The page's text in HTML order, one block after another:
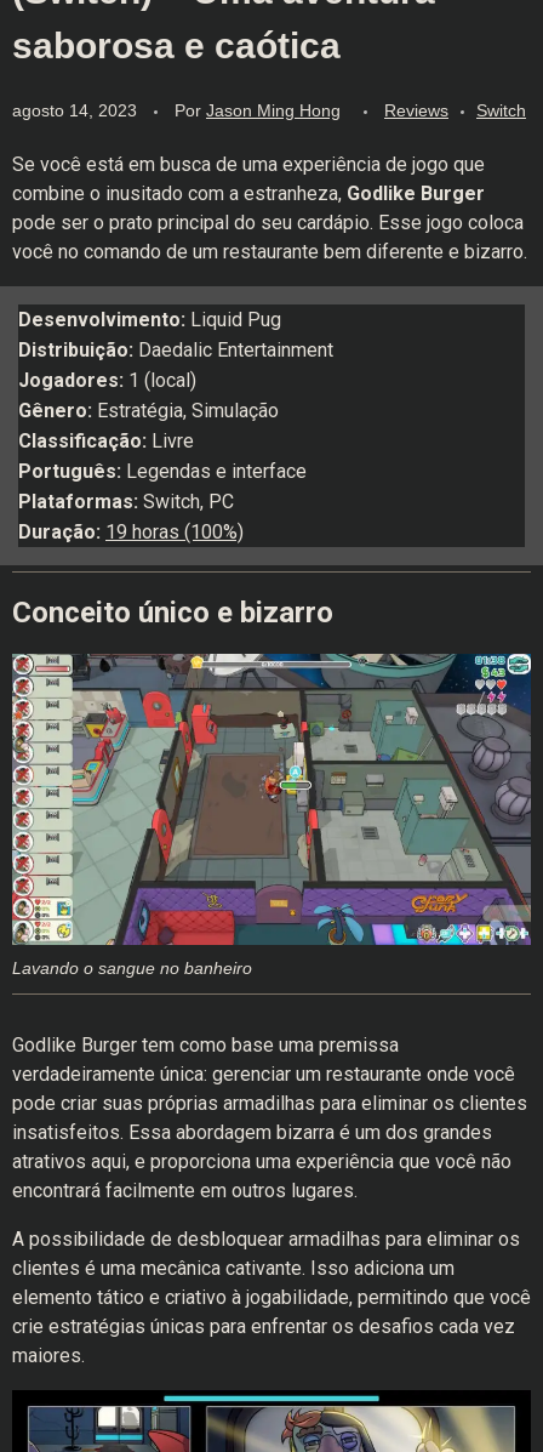
saborosa e caótica
agosto 14, 2023 Por Jason Ming Hong Reviews Switch
Se você está em busca de uma experiência de jogo que
combine o inusitado com a estranheza, Godlike Burger
pode ser o prato principal do seu cardápio. Esse jogo coloca
você no comando de um restaurante bem diferente e bizarro.
Desenvolvimento: Liquid Pug
Distribuição: Daedalic Entertainment
Jogadores: 1 (local)
Gênero: Estratégia, Simulação
Classificação: Livre
Português: Legendas e interface
Plataformas: Switch, PC
Duração: 19 horas (100%)
Conceito único e bizarro
Lavando o sangue no banheiro
Godlike Burger tem como base uma premissa
verdadeiramente única: gerenciar um restaurante onde você
pode criar suas próprias armadilhas para eliminar os clientes
insatisfeitos. Essa abordagem bizarra é um dos grandes
atrativos aqui, e proporciona uma experiência que você não
encontrará facilmente em outros lugares.
A possibilidade de desbloquear armadilhas para eliminar os
clientes é uma mecânica cativante. Isso adiciona um
elemento tático e criativo à jogabilidade, permitindo que você
crie estratégias únicas para enfrentar os desafios cada vez
maiores.